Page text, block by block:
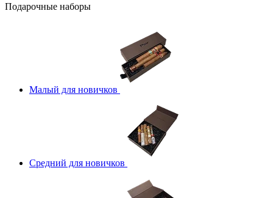
Подарочные наборы
Малый для новичков
Средний для новичков